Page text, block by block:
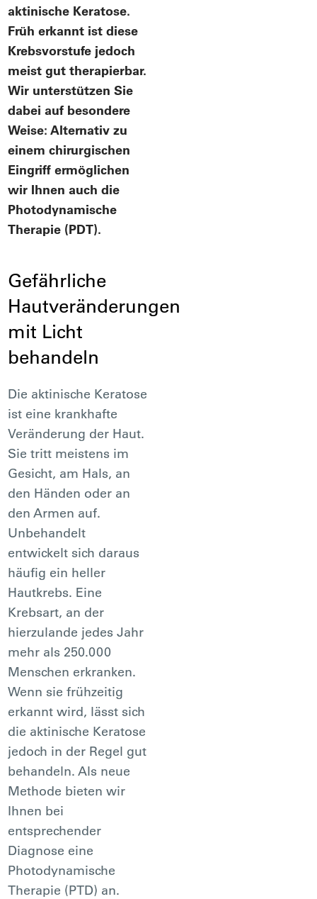
aktinische Keratose.
Früh erkannt ist diese
Krebsvorstufe jedoch
meist gut therapierbar.
Wir unterstützen Sie
dabei auf besondere
Weise: Alternativ zu
einem chirurgischen
Eingriff ermöglichen
wir Ihnen auch die
Photodynamische
Therapie (PDT).
Gefährliche
Hautveränderungen
mit Licht
behandeln
Die aktinische Keratose
ist eine krankhafte
Veränderung der Haut.
Sie tritt meistens im
Gesicht, am Hals, an
den Händen oder an
den Armen auf.
Unbehandelt
entwickelt sich daraus
häufig ein heller
Hautkrebs. Eine
Krebsart, an der
hierzulande jedes Jahr
mehr als 250.000
Menschen erkranken.
Wenn sie frühzeitig
erkannt wird, lässt sich
die aktinische Keratose
jedoch in der Regel gut
behandeln. Als neue
Methode bieten wir
Ihnen bei
entsprechender
Diagnose eine
Photodynamische
Therapie (PTD) an.